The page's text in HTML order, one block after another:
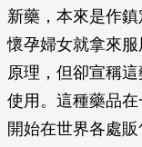
新藥，本來是作
懷孕婦女就拿來
原理，但卻宣稱
使用。這種藥品
開始在世界各處